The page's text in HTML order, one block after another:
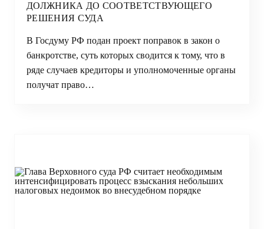
ДОЛЖНИКА ДО СООТВЕТСТВУЮЩЕГО
РЕШЕНИЯ СУДА
В Госдуму РФ подан проект поправок в закон о
банкротстве, суть которых сводится к тому, что в
ряде случаев кредиторы и уполномоченные органы
получат право…